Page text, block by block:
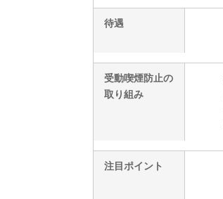
待遇
受動喫煙防止の
取り組み
注目ポイント